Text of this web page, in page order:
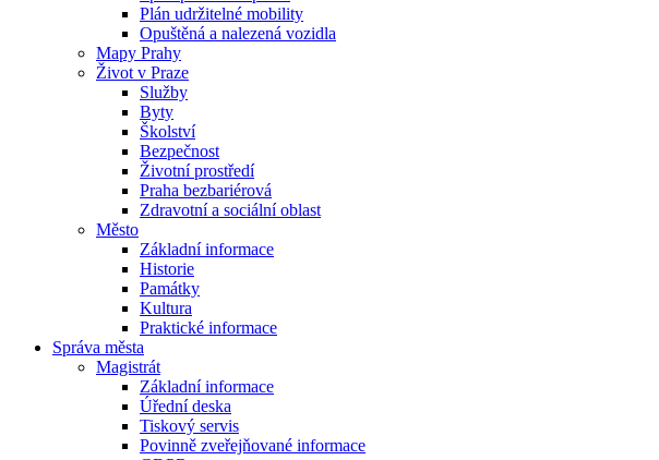
Plán udržitelné mobility
Opuštěná a nalezená vozidla
Mapy Prahy
Život v Praze
Služby
Byty
Školství
Bezpečnost
Životní prostředí
Praha bezbariérová
Zdravotní a sociální oblast
Město
Základní informace
Historie
Památky
Kultura
Praktické informace
Správa města
Magistrát
Základní informace
Úřední deska
Tiskový servis
Povinně zveřejňované informace